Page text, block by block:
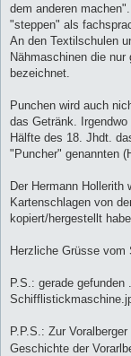
dem anderen
"steppen" als
An den Textilschulen
Nähmaschinen die
bezeichnet.
Punchen wird auch
das Getränk.
Hälfte des 18. Jhdt.
"Puncher" genannten
Der Hermann Hollerith
Kartenschlagen von
kopiert/hergestellt
Herzliche Grüsse vom
P.S.: gerade
P.P.S.: Zur
Geschichte der